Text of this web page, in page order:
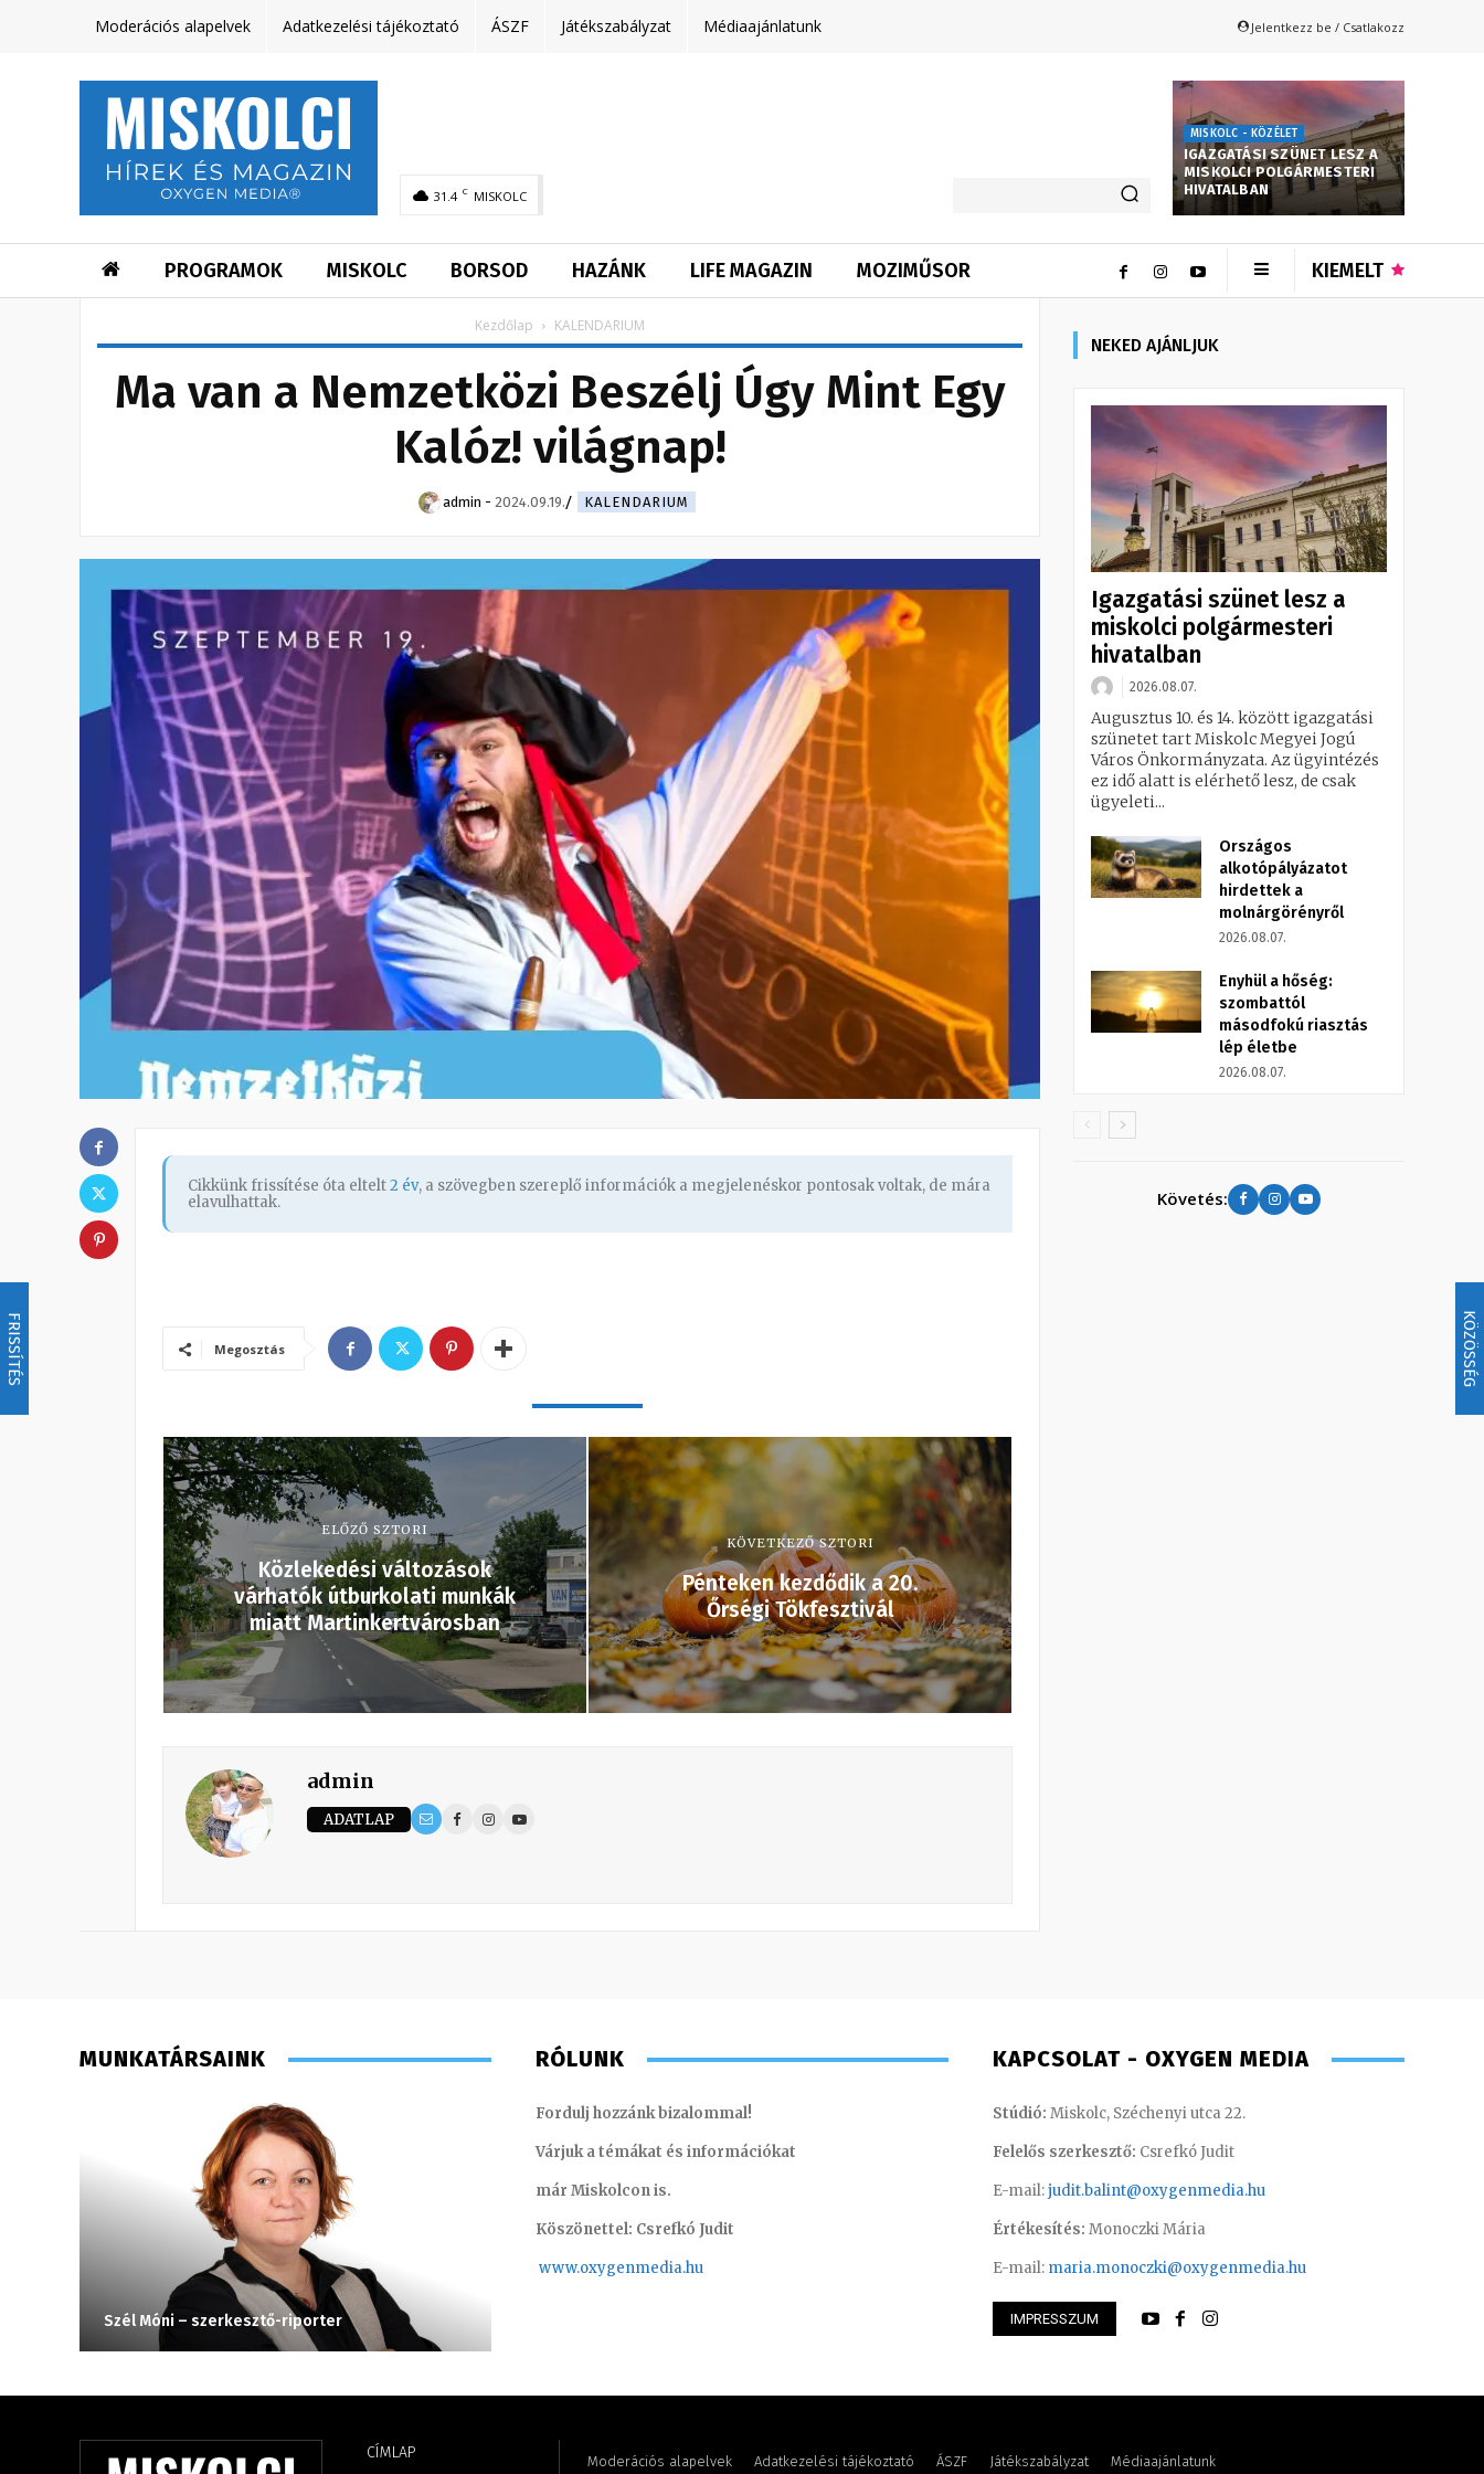
FRISSÍTÉS KÖZÖSSÉG
Moderációs alapelvek Adatkezelési tájékoztató ÁSZF Játékszabályzat Médiaajánlatunk Jelentkezz be / Csatlakozz
31.4 C MISKOLC
MISKOLC - KÖZÉLET
IGAZGATÁSI SZÜNET LESZ A
MISKOLCI POLGÁRMESTERI
HIVATALBAN
PROGRAMOK MISKOLC BORSOD HAZÁNK LIFE MAGAZIN MOZIMŰSOR KIEMELT
Kezdőlap KALENDARIUM
Ma van a Nemzetközi Beszélj Úgy Mint Egy
Kalóz! világnap!
admin - 2024.09.19. KALENDARIUM
Cikkünk frissítése óta eltelt2 év, a szövegben szereplő információk a megjelenéskor pontosak voltak, de mára
elavulhattak.
Megosztás
ELŐZŐ SZTORI
Közlekedési változások
várhatók útburkolati munkák
miatt Martinkertvárosban
KÖVETKEZŐ SZTORI
Pénteken kezdődik a 20.
Őrségi Tökfesztivál
admin
ADATLAP
NEKED AJÁNLJUK
Igazgatási szünet lesz a
miskolci polgármesteri
hivatalban
2026.08.07.
Augusztus 10. és 14. között igazgatási
szünetet tart Miskolc Megyei Jogú
Város Önkormányzata. Az ügyintézés
ez idő alatt is elérhető lesz, de csak
ügyeleti...
Országos
alkotópályázatot
hirdettek a
molnárgörényről
2026.08.07.
Enyhül a hőség:
szombattól
másodfokú riasztás
lép életbe
2026.08.07.
Követés:
MUNKATÁRSAINK
Szél Móni – szerkesztő-riporter Imre Rebeka – marketing gyakornok
RÓLUNK
Fordulj hozzánk bizalommal!
Várjuk a témákat és információkat
már Miskolcon is.
Köszönettel: Csrefkó Judit
www.oxygenmedia.hu
KAPCSOLAT - OXYGEN MEDIA
Stúdió: Miskolc, Széchenyi utca 22.
Felelős szerkesztő: Csrefkó Judit
E-mail:judit.balint@oxygenmedia.hu
Értékesítés: Monoczki Mária
E-mail: maria.monoczki@oxygenmedia.hu
IMPRESSZUM
CÍMLAP Moderációs alapelvek Adatkezelési tájékoztató ÁSZF Játékszabályzat Médiaajánlatunk